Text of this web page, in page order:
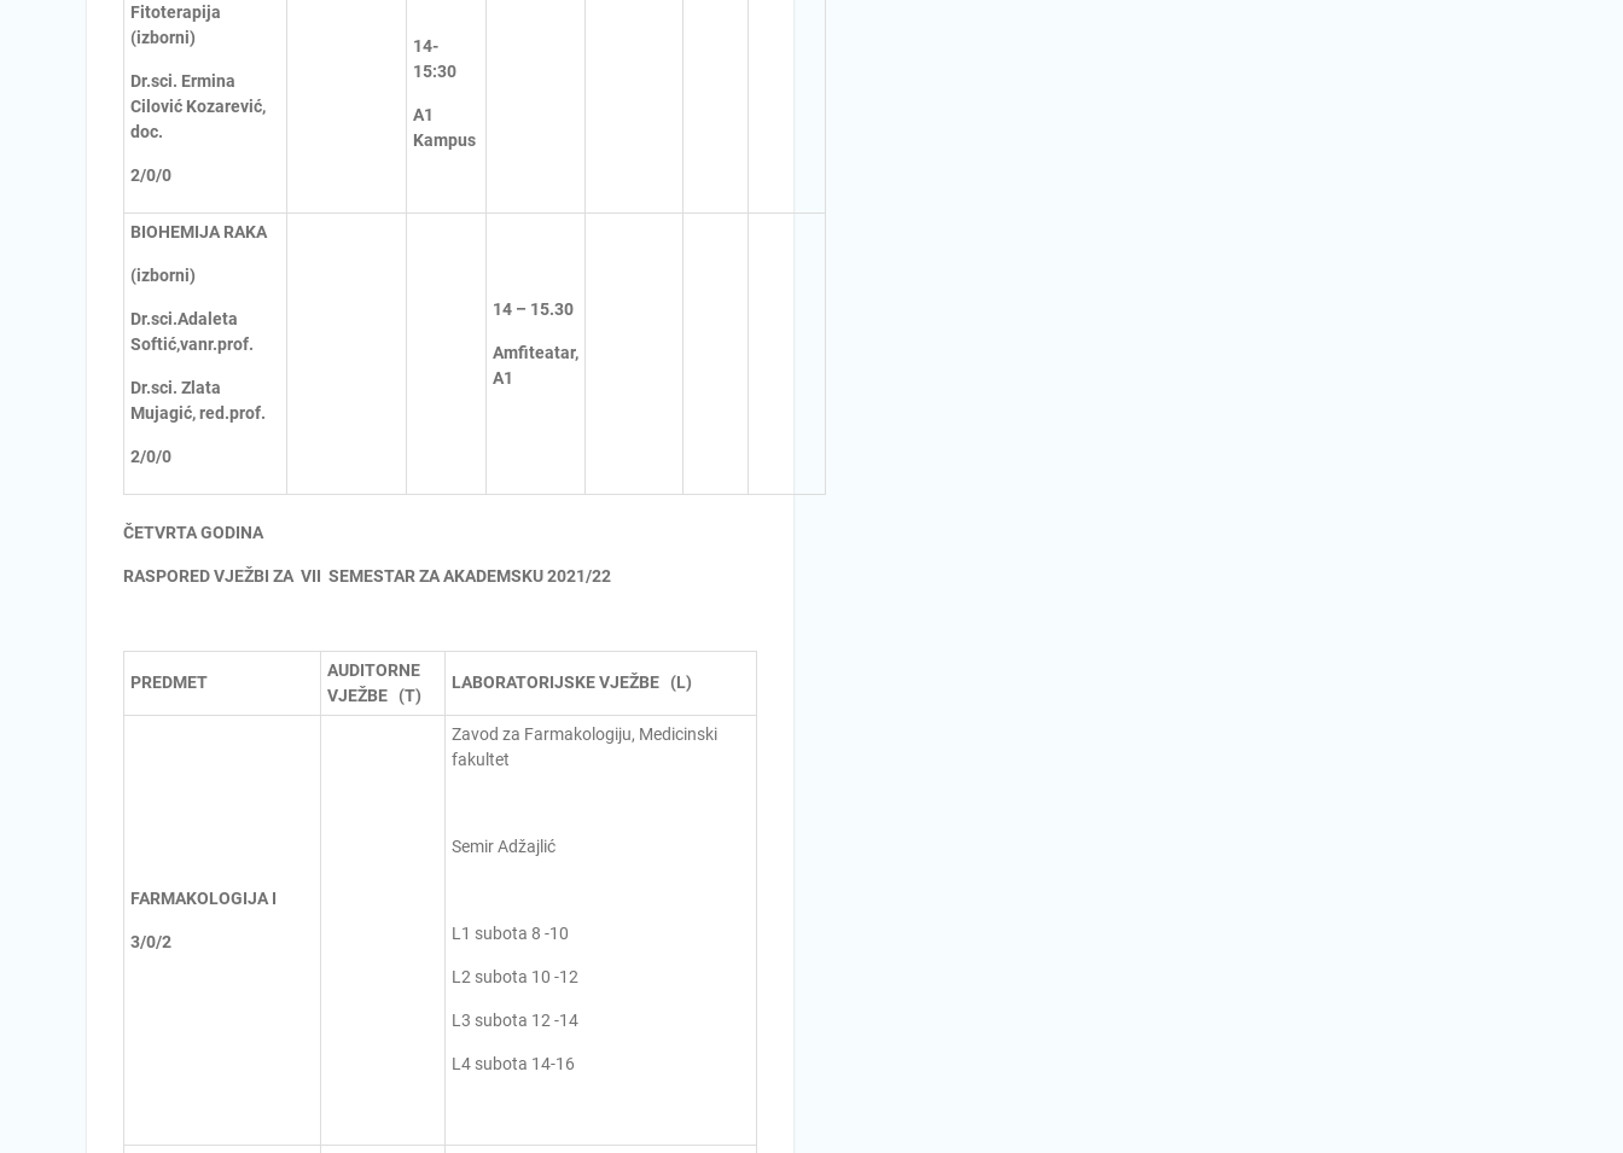
Fitoterapija
(izborni)
Dr.sci. Ermina
Cilović Kozarević,
doc.
2/0/0
14-
15:30
A1
Kampus
BIOHEMIJA RAKA
(izborni)
Dr.sci.Adaleta
Softić,vanr.prof.
Dr.sci. Zlata
Mujagić, red.prof.
2/0/0
14 – 15.30
Amfiteatar,
A1
ČETVRTA GODINA
RASPORED VJEŽBI ZA VII SEMESTAR ZA AKADEMSKU 2021/22
PREDMET
AUDITORNE
VJEŽBE (T)
LABORATORIJSKE VJEŽBE (L)
FARMAKOLOGIJA I
3/0/2
Zavod za Farmakologiju, Medicinski
fakultet
Semir Adžajlić
L1 subota 8 -10
L2 subota 10 -12
L3 subota 12 -14
L4 subota 14-16